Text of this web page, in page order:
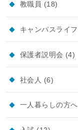
教職員 (18)
キャンパスライフ
保護者説明会 (4)
社会人 (6)
一人暮らしの方へ